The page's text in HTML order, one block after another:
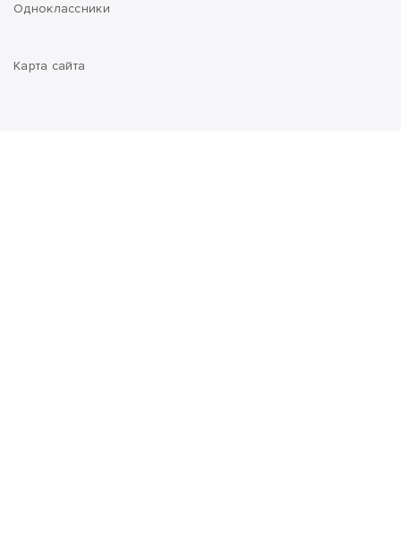
Одноклассники
Карта сайта